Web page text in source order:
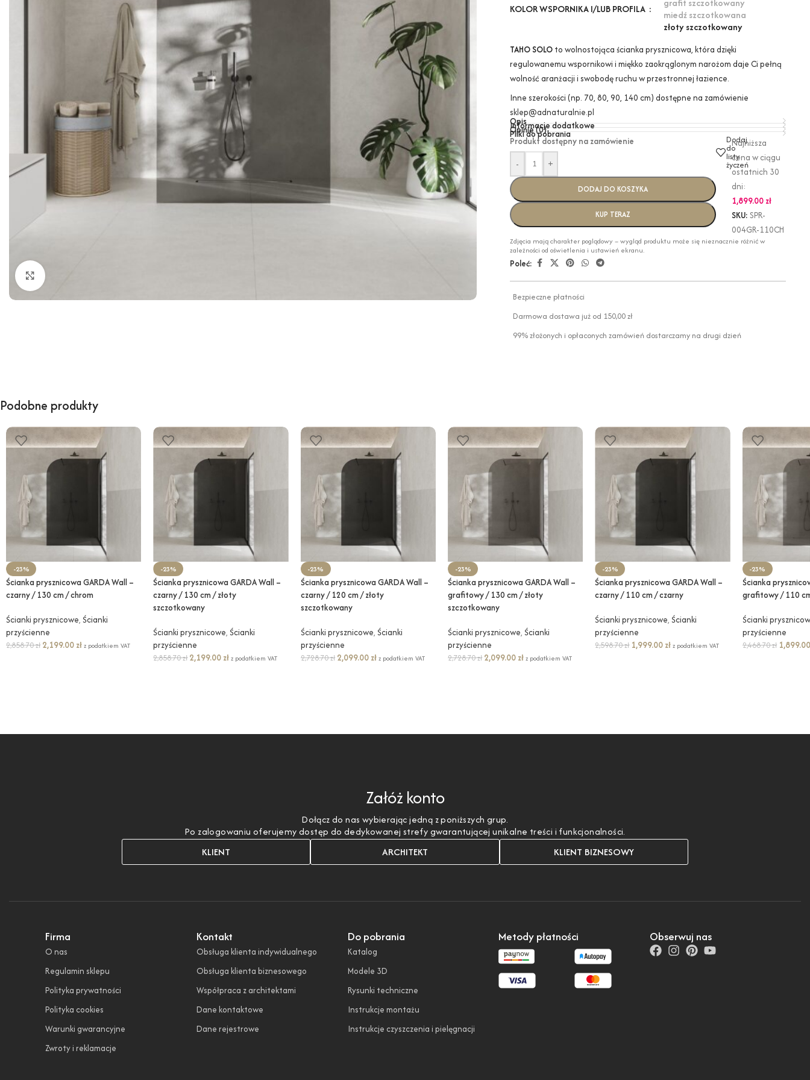
KOLOR WSPORNIKA I/LUB PROFILA
grafit szczotkowany
miedź szczotkowana
złoty szczotkowany
TAHO SOLO to wolnostojąca ścianka prysznicowa, która dzięki
regulowanemu wspornikowi i miękko zaokrąglonym narożom daje Ci pełną
wolność aranżacji i swobodę ruchu w przestronnej łazience.
Inne szerokości (np. 70, 80, 90, 140 cm) dostępne na zamówienie
sklep@adnaturalnie.pl
Opis
Informacje dodatkowe
Opinie (0)
Pliki do pobrania
Produkt dostępny na zamówienie
-
+
DODAJ DO KOSZYKA
KUP TERAZ
Dodaj
do
listy
życzeń
Najniższa
cena w ciągu
ostatnich 30
dni:
1,899.00 zł
SKU:SPR-
004GR-110CH
Zdjęcia mają charakter poglądowy – wygląd produktu może się nieznacznie różnić w
zależności od oświetlenia i ustawień ekranu.
Poleć:
Bezpieczne płatności
Darmowa dostawa już od 150,00 zł
99% złożonych i opłaconych zamówień dostarczamy na drugi dzień
Podobne produkty
-23%
Ścianka prysznicowa GARDA Wall –
czarny / 130 cm / chrom
Ścianki prysznicowe, Ścianki
przyścienne
2,858.70zł 2,199.00 złz podatkiem VAT
-23%
Ścianka prysznicowa GARDA Wall –
czarny / 130 cm / złoty
szczotkowany
Ścianki prysznicowe, Ścianki
przyścienne
2,858.70zł2,199.00 zł z podatkiem VAT
-23%
Ścianka prysznicowa GARDA Wall –
czarny / 120 cm / złoty
szczotkowany
Ścianki prysznicowe, Ścianki
przyścienne
2,728.70zł 2,099.00 zł z podatkiem VAT
-23%
Ścianka prysznicowa GARDA Wall –
grafitowy / 130 cm / złoty
szczotkowany
Ścianki prysznicowe, Ścianki
przyścienne
2,728.70zł 2,099.00 złz podatkiem VAT
-23%
Ścianka prysznicowa GARDA Wall –
czarny / 110 cm / czarny
Ścianki prysznicowe, Ścianki
przyścienne
2,598.70zł 1,999.00 zł z podatkiem VAT
-23%
Ścianka
grafitowy / 110
Ścianki
przyścienne
2,468.70zł
Załóż konto
Dołącz do nas wybierając jedną z poniższych grup.
Po zalogowaniu oferujemy dostęp do dedykowanej strefy gwarantującej unikalne treści i funkcjonalności.
KLIENT ARCHITEKT KLIENT BIZNESOWY
Firma
O nas
Regulamin sklepu
Polityka prywatności
Polityka cookies
Warunki gwarancyjne
Zwroty i reklamacje
Kontakt
Obsługa klienta indywidualnego
Obsługa klienta biznesowego
Współpraca z architektami
Dane kontaktowe
Dane rejestrowe
Do pobrania
Katalog
Modele 3D
Rysunki techniczne
Instrukcje montażu
Instrukcje czyszczenia i pielęgnacji
Metody płatności Obserwuj nas